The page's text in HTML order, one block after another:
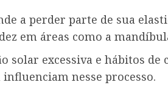
a perder parte de sua
em áreas como a
solar excessiva e hábitos de
nesse processo.